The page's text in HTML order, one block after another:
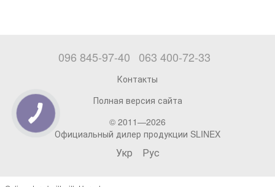
096 845-97-40 063 400-72-33
Контакты
Полная версия сайта
© 2011—2026
Официальный дилер продукции SLINEX
Укр Рус